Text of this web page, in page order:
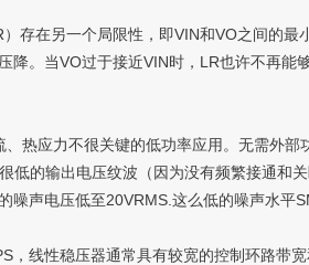
在另一个局限性，即VIN和VO之间的最
。当VO过于接近VIN时，LR也许不再能
应力不很关键的低功率应用。无需外部
的输出电压纹波（因为没有频繁接通和
声电压低至20VRMS.这么低的噪声水平
性稳压器通常具有较宽的控制环路带